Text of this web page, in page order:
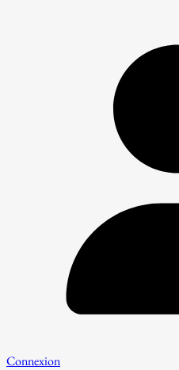
Connexion